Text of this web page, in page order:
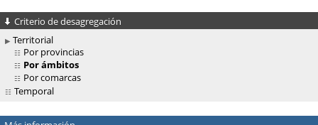
Criterio de desagregación
Territorial
Por provincias
Por ámbitos
Por comarcas
Temporal